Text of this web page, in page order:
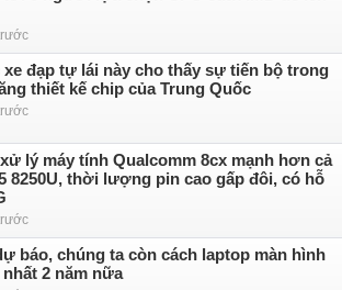
xe đạp tự lái này cho thấy sự tiến bộ trong
thiết kế chip của Trung Quốc
lý máy tính Qualcomm 8cx mạnh hơn cả
8250U, thời lượng pin cao gấp đôi, có hỗ
báo, chúng ta còn cách laptop màn hình
2 năm nữa